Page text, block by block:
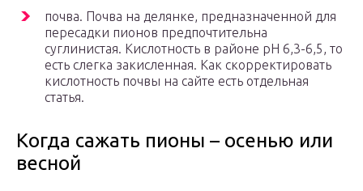
почва. Почва на делянке, предназначенной для
пересадки пионов предпочтительна
суглинистая. Кислотность в районе рН 6,3-6,5, то
есть слегка закисленная. Как скорректировать
кислотность почвы на сайте есть отдельная
статья.
Когда сажать пионы – осенью или
весной